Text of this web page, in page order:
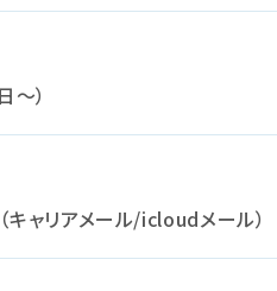
～）
キャリアメール/icloudメール）